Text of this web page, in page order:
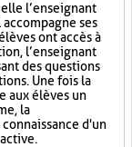
l’enseignant
ses
ont accès à
l’enseignant
des questions
Une fois la
aux élèves un
la
d'un